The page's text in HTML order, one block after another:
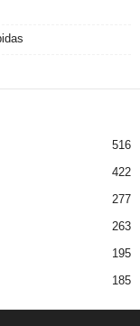
516
422
277
263
195
185